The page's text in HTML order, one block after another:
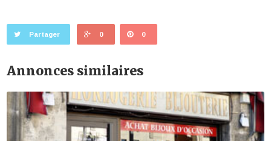
Partager 0 0
Annonces similaires